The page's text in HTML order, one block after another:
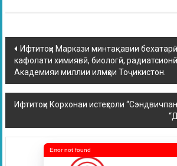
Ифтитоҳи Маркази минтақавии
кафолати химиявӣ, биологӣ,
Академияи миллии илмҳои Тоҷикистон.
Ифтитоҳи Корхонаи истеҳсоли
Error not found